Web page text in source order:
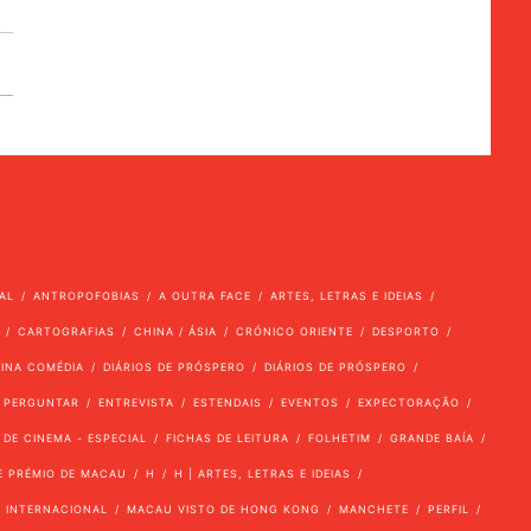
ANTROPOFOBIAS A OUTRA FACE ARTES, LETRAS E IDEIAS
CARTOGRAFIAS CHINA / ÁSIA CRÓNICO ORIENTE DESPORTO
COMÉDIA DIÁRIOS DE PRÓSPERO DIÁRIOS DE PRÓSPERO
ENTREVISTA ESTENDAIS EVENTOS EXPECTORAÇÃO
CINEMA - ESPECIAL FICHAS DE LEITURA FOLHETIM GRANDE BAÍA
PRÉMIO DE MACAU H H | ARTES, LETRAS E IDEIAS
INTERNACIONAL MACAU VISTO DE HONG KONG MANCHETE PERFIL